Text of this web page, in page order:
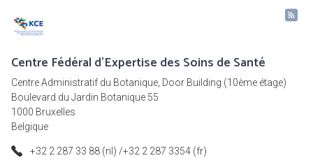
Centre Fédéral d'Expertise des Soins de Santé
Centre Administratif du Botanique, Door Building (10ème étage)
Boulevard du Jardin Botanique 55
1000 Bruxelles
Belgique
+32 2 287 33 88 (nl) /+32 2 287 3354 (fr)